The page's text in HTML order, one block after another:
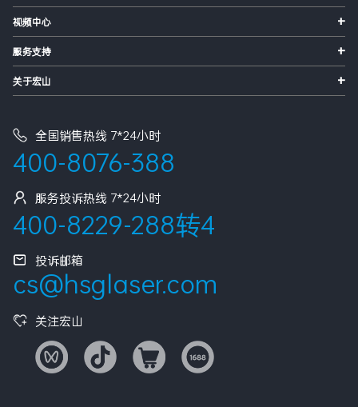
视频中心 +
服务支持 +
关于宏山 +
全国销售热线 7*24小时
400-8076-388
服务投诉热线 7*24小时
400-8229-288转4
投诉邮箱
cs@hsglaser.com
关注宏山